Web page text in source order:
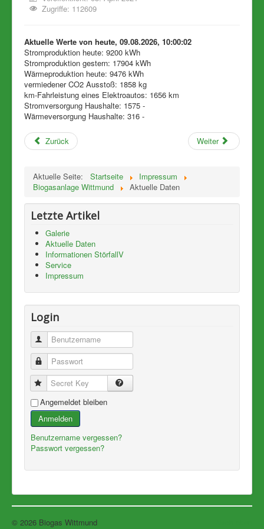
Zugriffe: 112609
Aktuelle Werte von heute, 09.08.2026, 10:00:02
Stromproduktion heute: 9200 kWh
Stromproduktion gestern: 17904 kWh
Wärmeproduktion heute: 9476 kWh
vermiedener CO2 Ausstoß: 1858 kg
km-Fahrleistung eines Elektroautos: 1656 km
Stromversorgung Haushalte: 1575 -
Wärmeversorgung Haushalte: 316 -
Zurück Weiter
Aktuelle Seite: Startseite
Impressum
Biogasanlage Wittmund
Aktuelle Daten
Letzte Artikel
Galerie
Aktuelle Daten
Informationen StörfallV
Service
Impressum
Login
Benutzername
Passwort
Secret Key
Angemeldet bleiben
Anmelden
Benutzername vergessen?
Passwort vergessen?
© 2026 Biogas Wittmund